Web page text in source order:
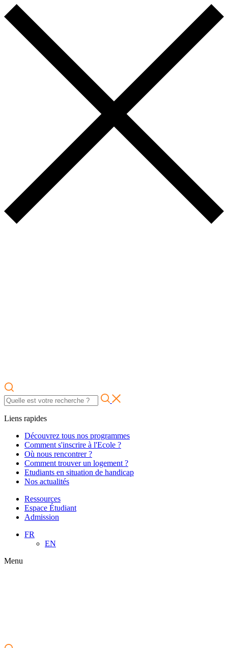
Liens rapides
Découvrez tous nos programmes
Comment s'inscrire à l'Ecole ?
Où nous rencontrer ?
Comment trouver un logement ?
Etudiants en situation de handicap
Nos actualités
Ressources
Espace Étudiant
Admission
FR
EN
Menu